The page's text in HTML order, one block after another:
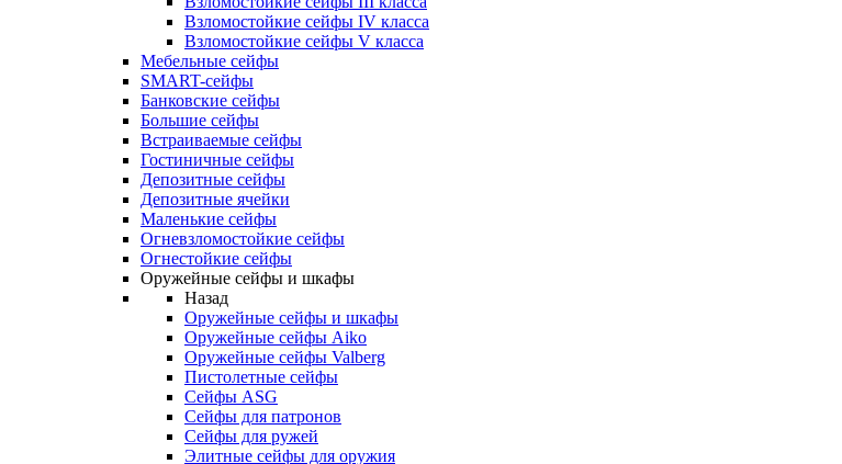
Взломостойкие сейфы IV класса
Взломостойкие сейфы V класса
Мебельные сейфы
SMART-сейфы
Банковские сейфы
Большие сейфы
Встраиваемые сейфы
Гостиничные сейфы
Депозитные сейфы
Депозитные ячейки
Маленькие сейфы
Огневзломостойкие сейфы
Огнестойкие сейфы
Оружейные сейфы и шкафы
Назад
Оружейные сейфы и шкафы
Оружейные сейфы Aiko
Оружейные сейфы Valberg
Пистолетные сейфы
Сейфы ASG
Сейфы для патронов
Сейфы для ружей
Элитные сейфы для оружия